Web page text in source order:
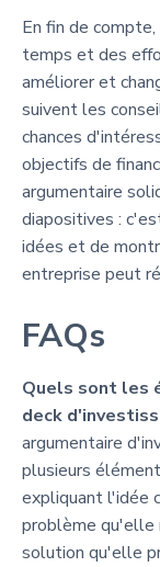
En fin de
temps et des
améliorer et
suivent les
chances
objectifs de
argumentaire
diapositives :
idées et de
entreprise peut
FAQs
Quels sont les
deck
argumentaire
plusieurs
expliquant l'idée
problème qu'elle
solution qu'elle